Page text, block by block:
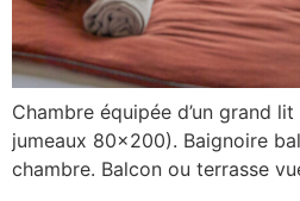
Chambre équipée d’un grand
jumeaux 80×200). Baignoire
chambre. Balcon ou terrasse